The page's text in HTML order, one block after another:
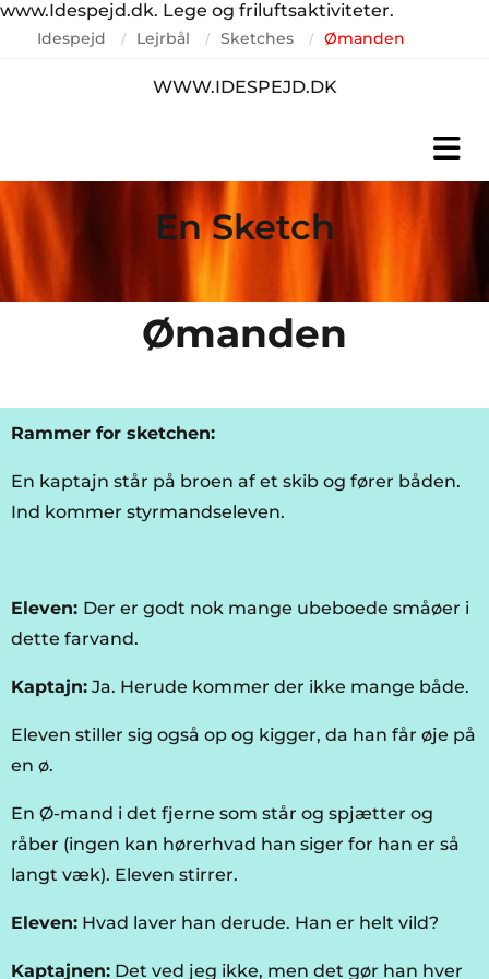
www.Idespejd.dk. Lege og friluftsaktiviteter.
Idespejd / Lejrbål / Sketches / Ømanden
WWW.IDESPEJD.DK
En Sketch
Ømanden
Rammer for sketchen:
En kaptajn står på broen af et skib og fører båden.
Ind kommer styrmandseleven.
Eleven: Der er godt nok mange ubeboede småøer i
dette farvand.
Kaptajn: Ja. Herude kommer der ikke mange både.
Eleven stiller sig også op og kigger, da han får øje på
en ø.
En Ø-mand i det fjerne som står og spjætter og
råber (ingen kan hørerhvad han siger for han er så
langt væk). Eleven stirrer.
Eleven: Hvad laver han derude. Han er helt vild?
Kaptajnen: Det ved jeg ikke, men det gør han hver